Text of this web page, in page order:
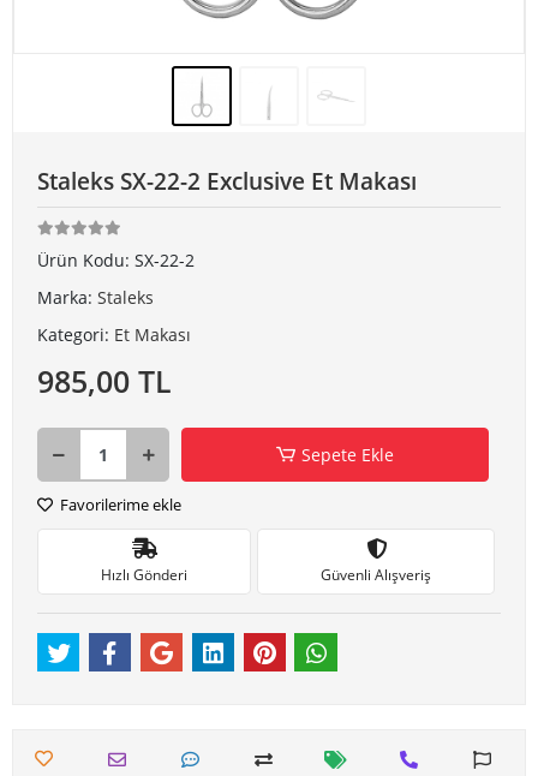
Staleks SX-22-2 Exclusive Et Makası
Ürün Kodu: SX-22-2
Marka: Staleks
Kategori: Et Makası
985,00 TL
Sepete Ekle
Favorilerime ekle
Hızlı Gönderi Güvenli Alışveriş